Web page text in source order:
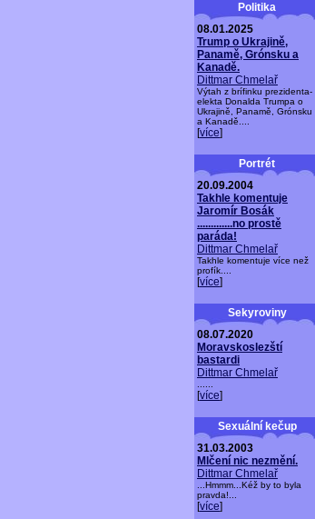
Politika
08.01.2025
Trump o Ukrajině,
Panamě, Grónsku a
Kanadě.
Dittmar Chmelař
Výtah z brífinku prezidenta-
elekta Donalda Trumpa o
Ukrajině, Panamě, Grónsku
a Kanadě....
[více]
Portrét
20.09.2004
Takhle komentuje
Jaromír Bosák
.............no prostě
paráda!
Dittmar Chmelař
Takhle komentuje více než
profík....
[více]
Sekyroviny
08.07.2020
Moravskoslezští
bastardi
Dittmar Chmelař
[více]
Sexuální kečup
31.03.2003
Mlčení nic nezmění.
Dittmar Chmelař
...Hmmm...Kéž by to byla
pravda!...
[více]